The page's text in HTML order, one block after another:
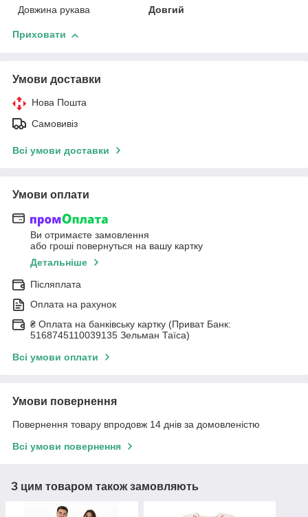
Довжина рукава
Довгий
Приховати
Умови доставки
Нова Пошта
Самовивіз
Всі умови доставки
Умови оплати
Ви отримаєте замовлення
або гроші повернуться на вашу картку
Детальніше
Післяплата
Оплата на рахунок
₴ Оплата на банківську картку (Приват Банк:
5168745110039135 Зельман Таїса)
Всі умови оплати
Умови повернення
Повернення товару впродовж 14 днів за домовленістю
Всі умови повернення
З цим товаром також замовляють